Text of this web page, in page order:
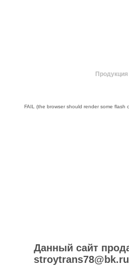
Продукция
FAIL (the browser should render some flash
Данный сайт
stroytrans78@bk.ru